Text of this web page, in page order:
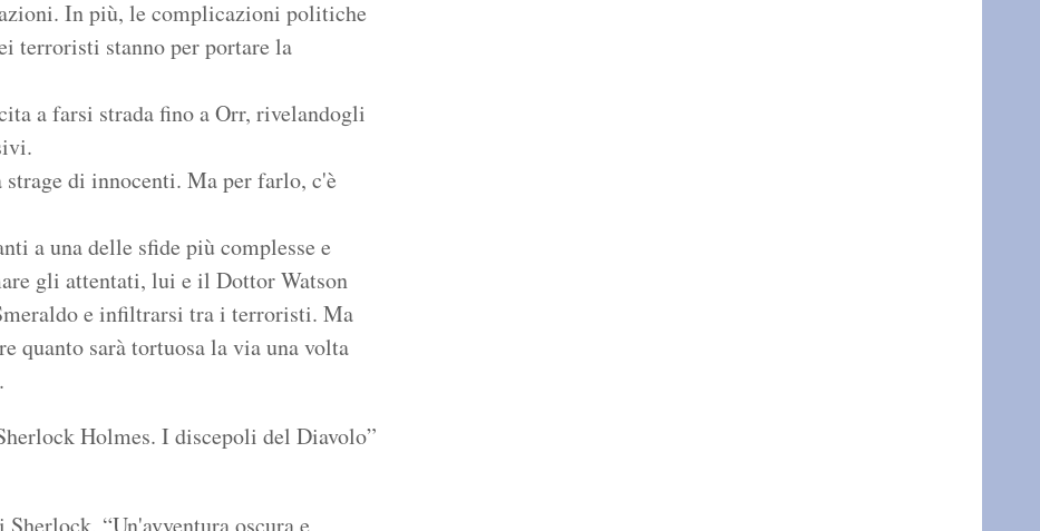
In più, le complicazioni politiche
terroristi stanno per portare la
a farsi strada fino a Orr, rivelandogli
di innocenti. Ma per farlo, c'è
a una delle sfide più complesse e
gli attentati, lui e il Dottor Watson
e infiltrarsi tra i terroristi. Ma
quanto sarà tortuosa la via una volta
Holmes. I discepoli del Diavolo”